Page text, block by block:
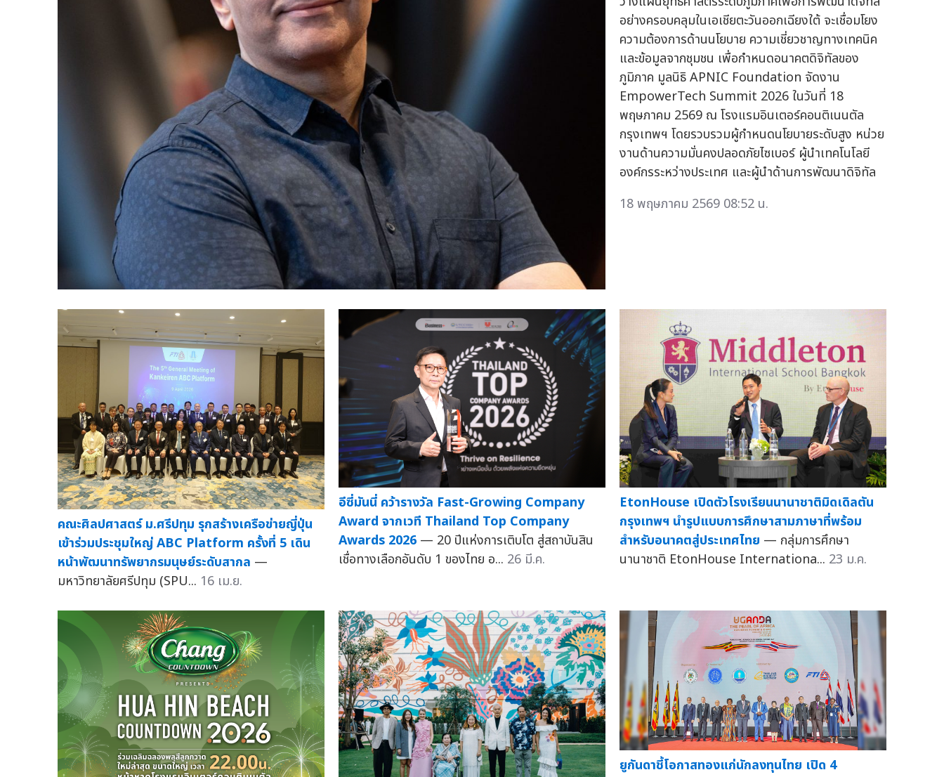
อย่างครอบคลุมในเอเชียตะวันออกเฉียงใต้ จะเชื่อมโยง
ความต้องการด้านนโยบาย ความเชี่ยวชาญทางเทคนิค
และข้อมูลจากชุมชน เพื่อกำหนดอนาคตดิจิทัลของ
ภูมิภาค มูลนิธิ APNIC Foundation จัดงาน
EmpowerTech Summit 2026 ในวันที่ 18
พฤษภาคม 2569 ณ โรงแรมอินเตอร์คอนติเนนตัล
กรุงเทพฯ โดยรวบรวมผู้กำหนดนโยบายระดับสูง หน่วย
งานด้านความมั่นคงปลอดภัยไซเบอร์ ผู้นำเทคโนโลยี
องค์กรระหว่างประเทศ และผู้นำด้านการพัฒนาดิจิทัล
18 พฤษภาคม 2569 08:52 น.
คณะศิลปศาสตร์ ม.ศรีปทุม รุกสร้างเครือข่ายญี่ปุ่น
เข้าร่วมประชุมใหญ่ ABC Platform ครั้งที่ 5 เดิน
หน้าพัฒนาทรัพยากรมนุษย์ระดับสากล —
มหาวิทยาลัยศรีปทุม (SPU... 16 เม.ย.
อีซี่มันนี่ คว้ารางวัล Fast-Growing Company
Award จากเวที Thailand Top Company
Awards 2026 — 20 ปีแห่งการเติบโต สู่สถาบันสิน
เชื่อทางเลือกอันดับ 1 ของไทย อ... 26 มี.ค.
EtonHouse เปิดตัวโรงเรียนนานาชาติมิดเดิลตัน
กรุงเทพฯ นำรูปแบบการศึกษาสามภาษาที่พร้อม
สำหรับอนาคตสู่ประเทศไทย — กลุ่มการศึกษา
นานาชาติ EtonHouse Internationa... 23 ม.ค.
ยูกันดาชี้โอกาสทองแก่นักลงทุนไทย เปิด 4